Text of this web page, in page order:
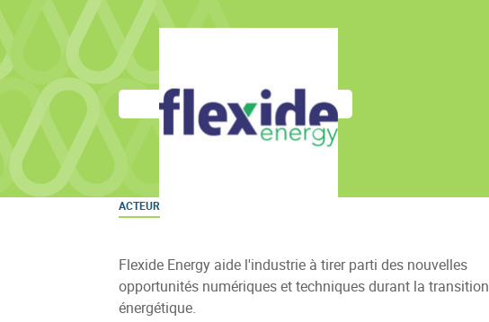
Flexide Energy
ACTEUR
Flexide Energy aide l'industrie à tirer parti des nouvelles
opportunités numériques et techniques durant la transition
énergétique.